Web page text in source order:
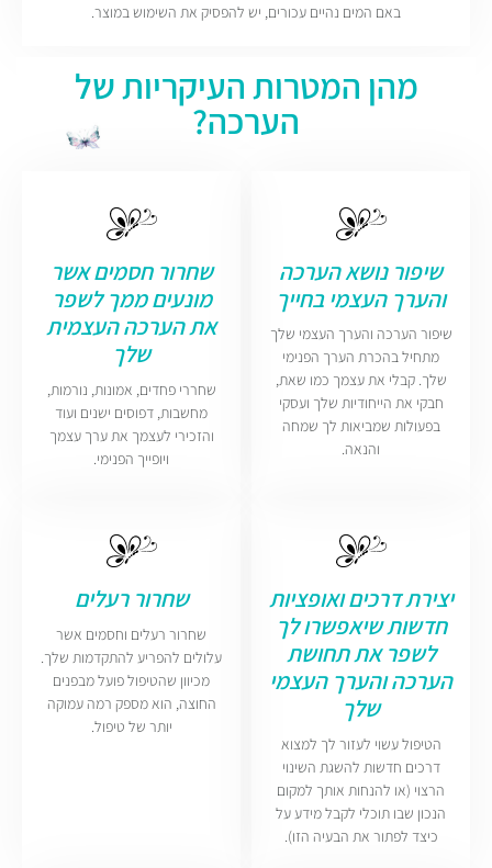
באם המים נהיים עכורים, יש להפסיק את השימוש במוצר.
מהן המטרות העיקריות של
הערכה?
שיפור נושא הערכה
והערך העצמי בחייך
שיפור הערכה והערך העצמי שלך
מתחיל בהכרת הערך הפנימי
שלך. קבלי את עצמך כמו שאת,
חבקי את הייחודיות שלך ועסקי
בפעולות שמביאות לך שמחה
והנאה.
שחרור חסמים אשר
מונעים ממך לשפר
את הערכה העצמית
שלך
שחררי פחדים, אמונות, נורמות,
מחשבות, דפוסים ישנים ועוד
והזכירי לעצמך את ערך עצמך
ויופייך הפנימי.
יצירת דרכים ואופציות
חדשות שיאפשרו לך
לשפר את תחושת
הערכה והערך העצמי
שלך
הטיפול עשוי לעזור לך למצוא
דרכים חדשות להשגת השינוי
הרצוי (או להנחות אותך למקום
הנכון שבו תוכלי לקבל מידע על
כיצד לפתור את הבעיה הזו).
שחרור רעלים
שחרור רעלים וחסמים אשר
עלולים להפריע להתקדמות שלך.
מכיוון שהטיפול פועל מבפנים
החוצה, הוא מספק רמה עמוקה
יותר של טיפול.